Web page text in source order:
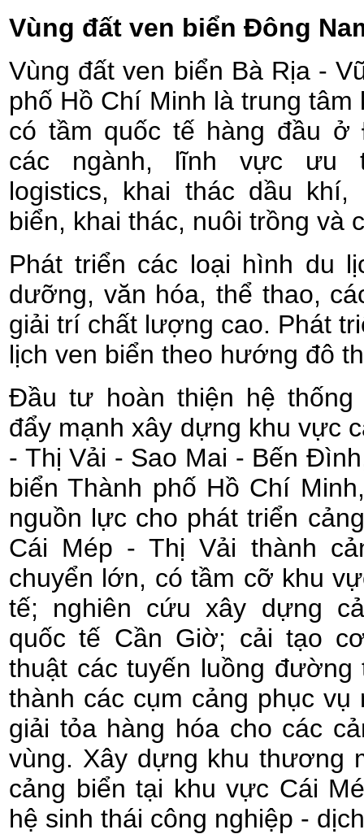
Vùng đất ven biển Đông
Vùng đất ven biển Bà Rịa -
phố Hồ Chí Minh là trung tâm
có tầm quốc tế hàng đầu ở
các ngành, lĩnh vực ưu
logistics, khai thác dầu
biển, khai thác, nuôi trồng và
Phát triển các loại hình du
dưỡng, văn hóa, thể thao,
giải trí chất lượng cao. Phát
lịch ven biển theo hướng đô
Đầu tư hoàn thiện hệ
đẩy mạnh xây dựng khu vực
- Thị Vải - Sao Mai - Bến
biển Thành phố Hồ Chí
nguồn lực cho phát triển
Cái Mép - Thị Vải thành
chuyển lớn, có tầm cỡ khu
tế; nghiên cứu xây dựng
quốc tế Cần Giờ; cải tạo
thuật các tuyến luồng đường
thành các cụm cảng phục vụ
giải tỏa hàng hóa cho các
vùng. Xây dựng khu thương
cảng biển tại khu vực Cái
hệ sinh thái công nghiệp -